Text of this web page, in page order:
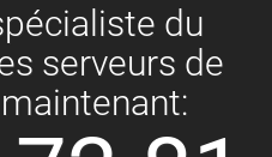
du
serveurs de